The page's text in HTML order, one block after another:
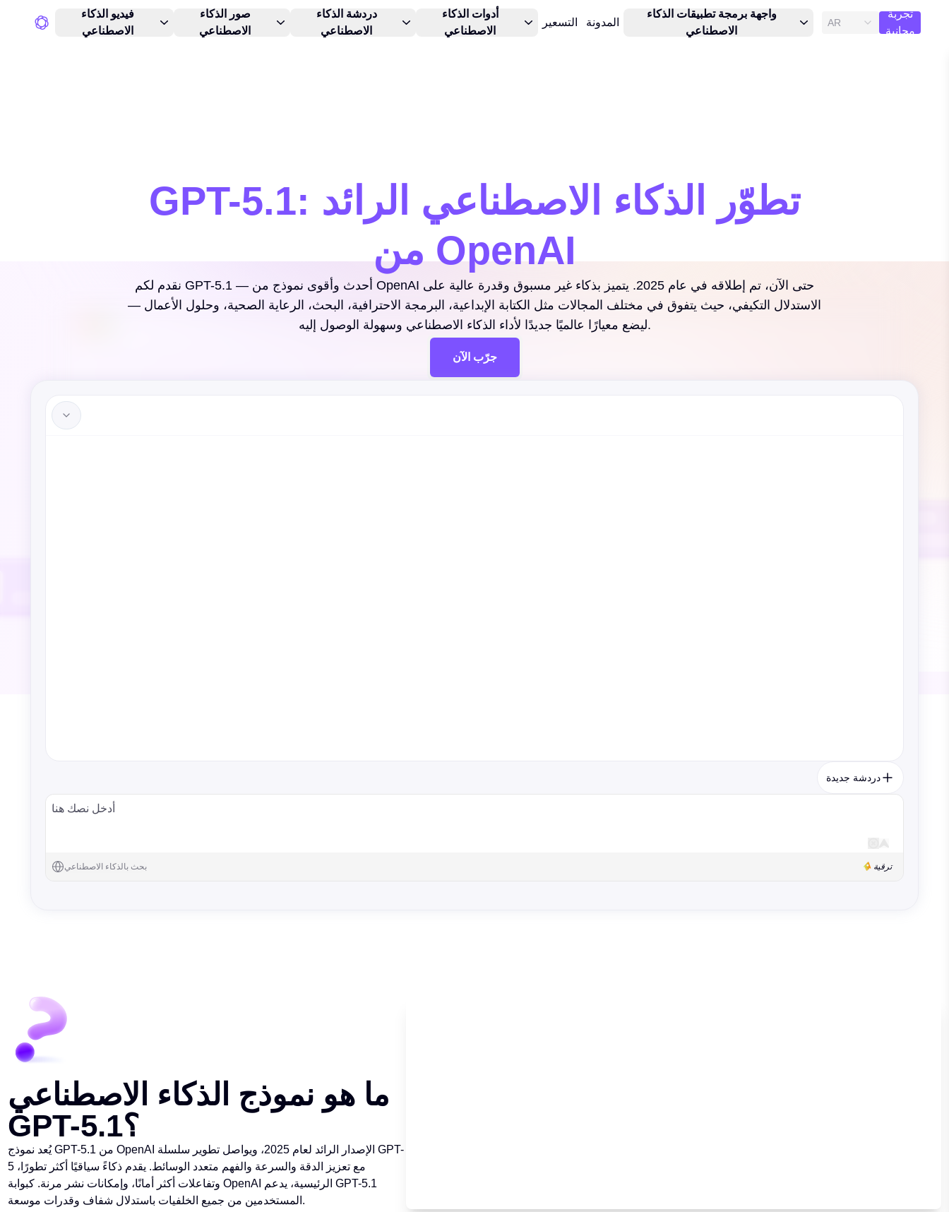
فيديو الذكاء
الاصطناعي
صور الذكاء
الاصطناعي
دردشة الذكاء
الاصطناعي
أدوات الذكاء
الاصطناعي
التسعير المدونة
واجهة برمجة تطبيقات الذكاء
الاصطناعي
AR
تجربة
مجانية
GPT-5.1: تطوّر الذكاء الاصطناعي الرائد
من OpenAI
نقدم لكم GPT-5.1 — أحدث وأقوى نموذج من OpenAI حتى الآن، تم إطلاقه في عام 2025. يتميز بذكاء غير مسبوق وقدرة عالية على
الاستدلال التكيفي، حيث يتفوق في مختلف المجالات مثل الكتابة الإبداعية، البرمجة الاحترافية، البحث، الرعاية الصحية، وحلول الأعمال —
ليضع معيارًا عالميًا جديدًا لأداء الذكاء الاصطناعي وسهولة الوصول إليه.
جرّب الآن
دردشة جديدة
بحث بالذكاء الاصطناعي ترقية
ما هو نموذج الذكاء الاصطناعي
GPT-5.1؟
يُعد نموذج GPT-5.1 من OpenAI الإصدار الرائد لعام 2025، ويواصل تطوير سلسلة GPT-
5 مع تعزيز الدقة والسرعة والفهم متعدد الوسائط. يقدم ذكاءً سياقيًا أكثر تطورًا،
وتفاعلات أكثر أمانًا، وإمكانات نشر مرنة. كبوابة OpenAI الرئيسية، يدعم GPT-5.1
المستخدمين من جميع الخلفيات باستدلال شفاف وقدرات موسعة.